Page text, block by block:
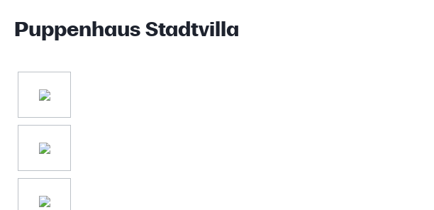
Puppenhaus Stadtvilla